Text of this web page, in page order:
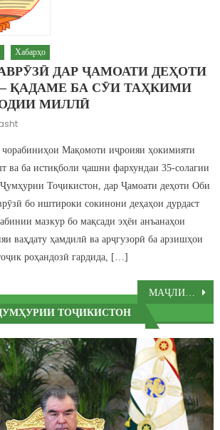
Хабарҳо
ДАР ҶАМОАТИ ДЕҲОТИ
ҚАДАМЕ БА СӮИ ТАҲКИМИ
МИЛЛӢ
Мақомоти иҷроияи ҳокимияти
ва ба истиқболи ҷашни фархундаи 35-солагии
Тоҷикистон, дар Ҷамоати деҳоти Оби
бо иштироки сокинони деҳаҳои дурдаст
мазкур бо мақсади эҳёи анъанаҳои
ваҳдату ҳамдилӣ ва арҷгузорӣ ба арзишҳои
роҳандозӣ гардида, […]
МАҶЛИСИ ҶАМЪБАСТИИ НИМСОЛАИ АВВАЛИ СОЛИ 2026 ДАР НОҲИЯИ РАШТ БАРГУЗОР ГАРДИД
ТОҶИКИСТОН